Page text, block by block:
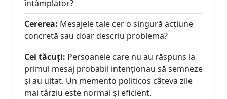
întâmplător?
Cererea: Mesajele tale cer o singură acțiune
concretă sau doar descriu problema?
Cei tăcuți: Persoanele care nu au răspuns la
primul mesaj probabil intenționau să semneze
și au uitat. Un memento politicos câteva zile
mai târziu este normal și eficient.